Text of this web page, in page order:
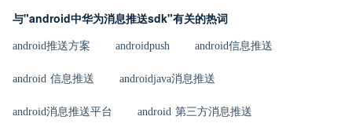
与"android中华为消息推送sdk"有关的热词
android推送方案 androidpush android信息推送
android 信息推送 androidjava消息推送
android消息推送平台 android 第三方消息推送